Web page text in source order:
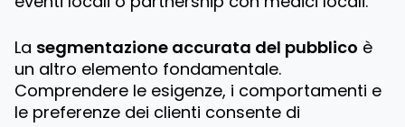
La segmentazione accurata del pubblico è
un altro elemento fondamentale.
Comprendere le esigenze, i comportamenti e
le preferenze dei clienti consente di